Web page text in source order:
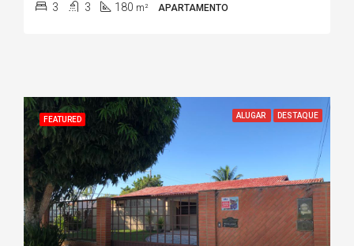
3 3 180 m² APARTAMENTO
FEATURED ALUGAR DESTAQUE